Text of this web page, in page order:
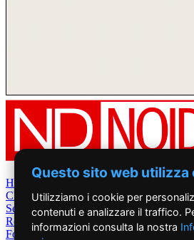
Home
Chi Siamo
Settimanale
Rete News
Foto&Video
Questo sito web utilizza
Utilizziamo i cookie per
contenuti e analizzare il traffico.
informazioni consulta la nostra